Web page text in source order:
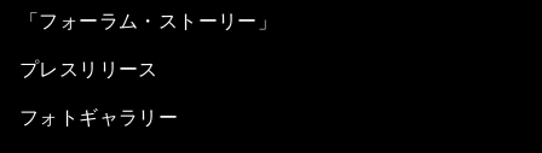
「フォーラム・ストーリー」
プレスリリース
フォトギャラリー